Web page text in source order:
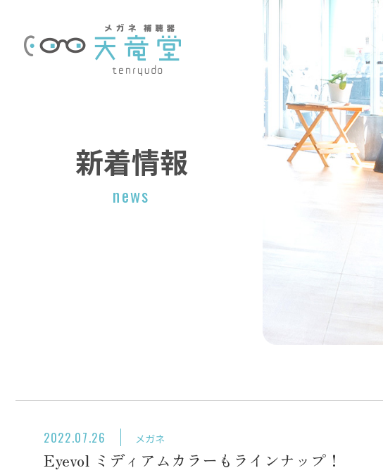
新着情報
news
2022.07.26 メガネ
Eyevol ミディアムカラーもラインナップ！